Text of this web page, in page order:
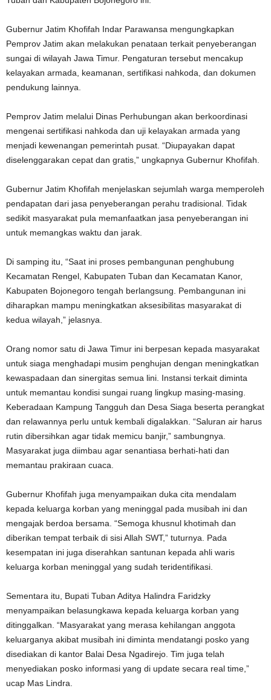
Gubernur Jatim Khofifah Indar Parawansa mengungkapkan
Pemprov Jatim akan melakukan penataan terkait penyeberangan
sungai di wilayah Jawa Timur. Pengaturan tersebut mencakup
kelayakan armada, keamanan, sertifikasi nahkoda, dan dokumen
pendukung lainnya.
Pemprov Jatim melalui Dinas Perhubungan akan berkoordinasi
mengenai sertifikasi nahkoda dan uji kelayakan armada yang
menjadi kewenangan pemerintah pusat. “Diupayakan dapat
diselenggarakan cepat dan gratis,” ungkapnya Gubernur Khofifah.
Gubernur Jatim Khofifah menjelaskan sejumlah warga memperoleh
pendapatan dari jasa penyeberangan perahu tradisional. Tidak
sedikit masyarakat pula memanfaatkan jasa penyeberangan ini
untuk memangkas waktu dan jarak.
Di samping itu, “Saat ini proses pembangunan penghubung
Kecamatan Rengel, Kabupaten Tuban dan Kecamatan Kanor,
Kabupaten Bojonegoro tengah berlangsung. Pembangunan ini
diharapkan mampu meningkatkan aksesibilitas masyarakat di
kedua wilayah,” jelasnya.
Orang nomor satu di Jawa Timur ini berpesan kepada masyarakat
untuk siaga menghadapi musim penghujan dengan meningkatkan
kewaspadaan dan sinergitas semua lini. Instansi terkait diminta
untuk memantau kondisi sungai ruang lingkup masing-masing.
Keberadaan Kampung Tangguh dan Desa Siaga beserta perangkat
dan relawannya perlu untuk kembali digalakkan. “Saluran air harus
rutin dibersihkan agar tidak memicu banjir,” sambungnya.
Masyarakat juga diimbau agar senantiasa berhati-hati dan
memantau prakiraan cuaca.
Gubernur Khofifah juga menyampaikan duka cita mendalam
kepada keluarga korban yang meninggal pada musibah ini dan
mengajak berdoa bersama. “Semoga khusnul khotimah dan
diberikan tempat terbaik di sisi Allah SWT,” tuturnya. Pada
kesempatan ini juga diserahkan santunan kepada ahli waris
keluarga korban meninggal yang sudah teridentifikasi.
Sementara itu, Bupati Tuban Aditya Halindra Faridzky
menyampaikan belasungkawa kepada keluarga korban yang
ditinggalkan. “Masyarakat yang merasa kehilangan anggota
keluarganya akibat musibah ini diminta mendatangi posko yang
disediakan di kantor Balai Desa Ngadirejo. Tim juga telah
menyediakan posko informasi yang di update secara real time,”
ucap Mas Lindra.